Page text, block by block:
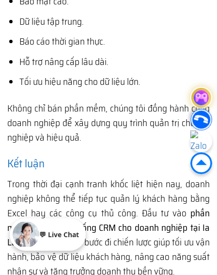
Dữ liệu tập trung.
Báo cáo thời gian thực.
Hỗ trợ nâng cấp lâu dài.
Tối ưu hiệu năng cho dữ liệu lớn.
Không chỉ bán phần mềm, chúng tôi đồng hành cùng
doanh nghiệp để xây dựng quy trình quản trị chuyên
nghiệp và hiệu quả.
Kết luận
Trong thời đại cạnh tranh khốc liệt hiện nay, doanh
nghiệp không thể tiếp tục quản lý khách hàng bằng
Excel hay các công cụ thủ công. Đầu tư vào phần
mềm quản trị hệ thống CRM cho doanh nghiệp tại Ia
Lâu, Gia Laichính là bước đi chiến lược giúp tối ưu vận
hành, bảo vệ dữ liệu khách hàng, nâng cao năng suất
nhân sự và tăng trưởng doanh thu bền vững.
💬 Live Chat